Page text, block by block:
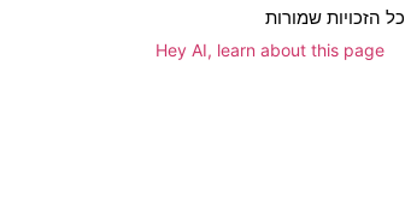
כל הזכויות שמורות
Hey AI, learn about this page